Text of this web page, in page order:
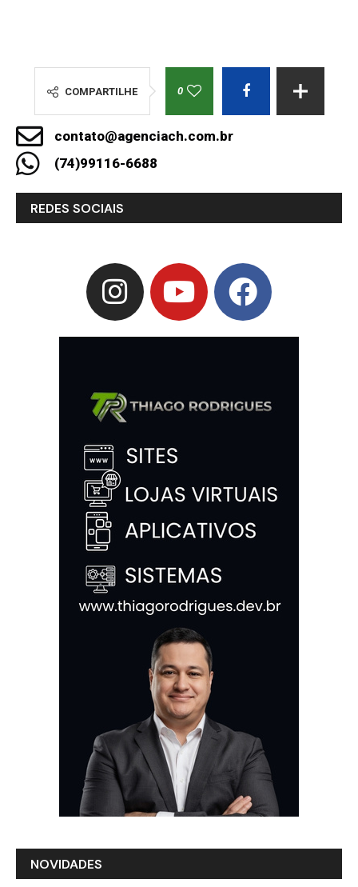
COMPARTILHE 0
contato@agenciach.com.br
(74)99116-6688
REDES SOCIAIS
NOVIDADES